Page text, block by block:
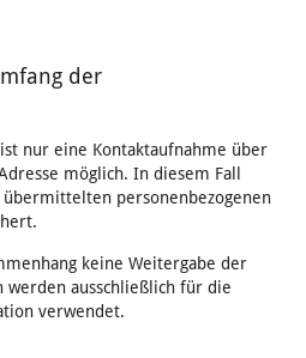
der
nur eine Kontaktaufnahme über
möglich. In diesem Fall
personenbezogenen
keine Weitergabe der
ausschließlich für die
verwendet.